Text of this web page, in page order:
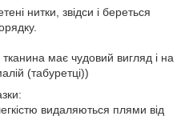
нитки, звідси і береться
має чудовий вигляд і на
(табуретці))
видаляються плями від